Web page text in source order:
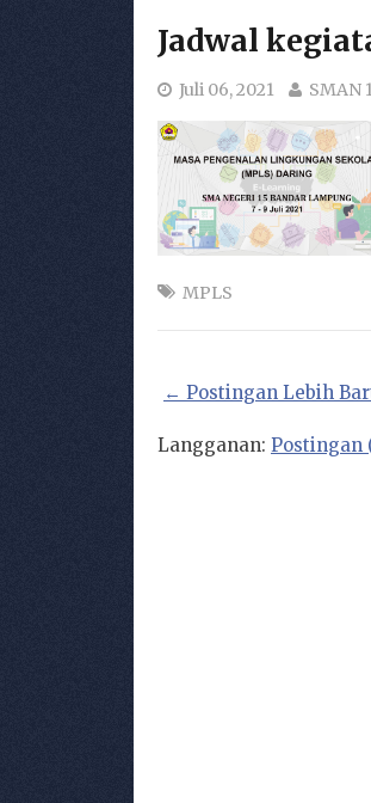
Jadwal
Juli 06, 2021 SMAN
MPLS
← Postingan Lebih
Langganan: Postingan